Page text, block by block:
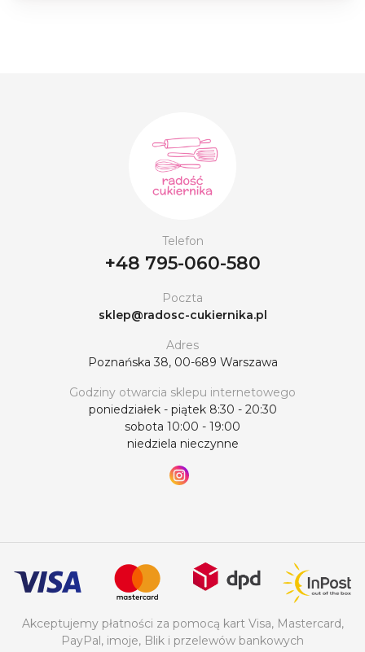
Telefon
+48 795-060-580
Poczta
sklep@radosc-cukiernika.pl
Adres
Poznańska 38, 00-689 Warszawa
Godziny otwarcia sklepu internetowego
poniedziałek - piątek 8:30 - 20:30
sobota 10:00 - 19:00
niedziela nieczynne
Akceptujemy płatności za pomocą kart Visa, Mastercard,
PayPal, imoje, Blik i przelewów bankowych